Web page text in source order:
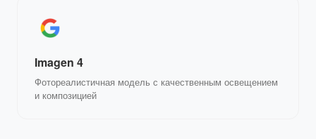
Imagen 4
Фотореалистичная модель с качественным освещением
и композицией